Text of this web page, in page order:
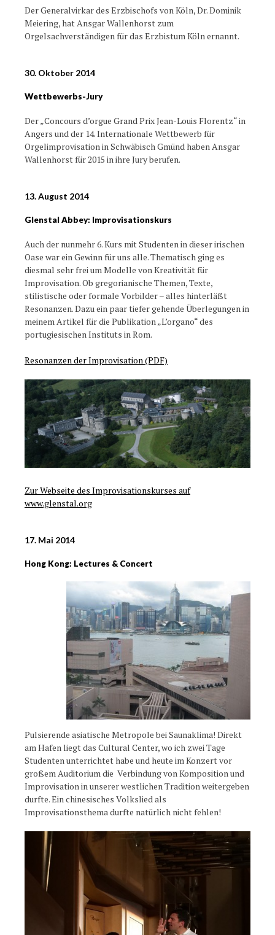
Der Generalvirkar des Erzbischofs von Köln, Dr. Dominik
Meiering, hat Ansgar Wallenhorst zum
Orgelsachverständigen für das Erzbistum Köln ernannt.
30. Oktober 2014
Wettbewerbs-Jury
Der „Concours d’orgue Grand Prix Jean-Louis Florentz“ in
Angers und der 14. Internationale Wettbewerb für
Orgelimprovisation in Schwäbisch Gmünd haben Ansgar
Wallenhorst für 2015 in ihre Jury berufen.
13. August 2014
Glenstal Abbey: Improvisationskurs
Auch der nunmehr 6. Kurs mit Studenten in dieser irischen
Oase war ein Gewinn für uns alle. Thematisch ging es
diesmal sehr frei um Modelle von Kreativität für
Improvisation. Ob gregorianische Themen, Texte,
stilistische oder formale Vorbilder – alles hinterläßt
Resonanzen. Dazu ein paar tiefer gehende Überlegungen in
meinem Artikel für die Publikation „L’organo“ des
portugiesischen Instituts in Rom.
Resonanzen der Improvisation (PDF)
Zur Webseite des Improvisationskurses auf
www.glenstal.org
17. Mai 2014
Hong Kong: Lectures & Concert
Pulsierende asiatische Metropole bei Saunaklima! Direkt
am Hafen liegt das Cultural Center, wo ich zwei Tage
Studenten unterrichtet habe und heute im Konzert vor
großem Auditorium die Verbindung von Komposition und
Improvisation in unserer westlichen Tradition weitergeben
durfte. Ein chinesisches Volkslied als
Improvisationsthema durfte natürlich nicht fehlen!